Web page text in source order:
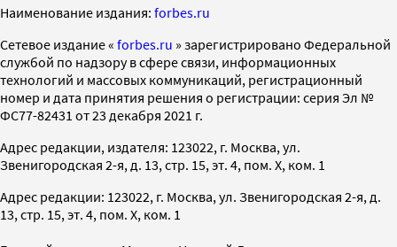
Наименование издания: forbes.ru
Cетевое издание « forbes.ru » зарегистрировано Федеральной
службой по надзору в сфере связи, информационных
технологий и массовых коммуникаций, регистрационный
номер и дата принятия решения о регистрации: серия Эл №
ФС77-82431 от 23 декабря 2021 г.
Адрес редакции, издателя: 123022, г. Москва, ул.
Звенигородская 2-я, д. 13, стр. 15, эт. 4, пом. X, ком. 1
Адрес редакции: 123022, г. Москва, ул. Звенигородская 2-я, д.
13, стр. 15, эт. 4, пом. X, ком. 1